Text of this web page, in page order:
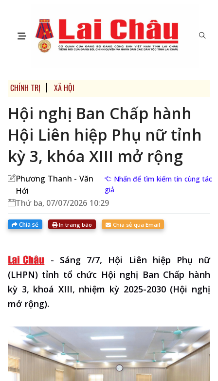
CHÍNH TRỊ XÃ HỘI
Hội nghị Ban Chấp hành
Hội Liên hiệp Phụ nữ tỉnh
kỳ 3, khóa XIII mở rộng
Phương Thanh - Văn
Hới
Nhấn để tìm kiếm tin cùng tác
giả
Thứ ba, 07/07/2026 10:29
Chia sẻ In trang báo Chia sẻ qua Email
- Sáng 7/7, Hội Liên hiệp Phụ nữ
(LHPN) tỉnh tổ chức Hội nghị Ban Chấp hành
kỳ 3, khoá XIII, nhiệm kỳ 2025-2030 (Hội nghị
mở rộng).